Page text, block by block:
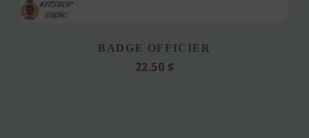
BADGE OFFICIER
22.50 $